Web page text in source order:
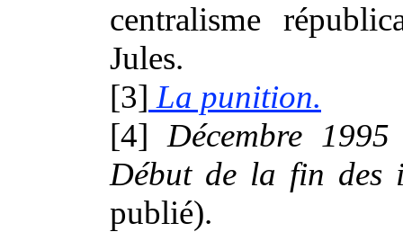
centralisme
Jules.
[3] La punition.
[4] Décembre
Début de la fin des
publié).